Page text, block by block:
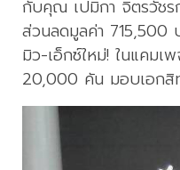
กับคุณ เปมิกา จิตรวัชร
ส่วนลดมูลค่า 715,500
มิว-เอ็กซ์ใหม่! ในแคมเ
20,000 คัน มอบเอก